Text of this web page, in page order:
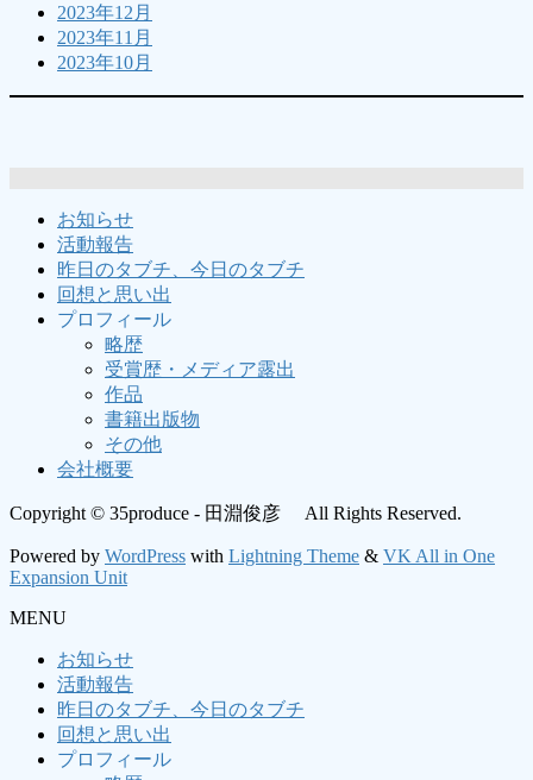
2023年12月
2023年11月
2023年10月
お知らせ
活動報告
昨日のタブチ、今日のタブチ
回想と思い出
プロフィール
略歴
受賞歴・メディア露出
作品
書籍出版物
その他
会社概要
Copyright © 35produce - 田淵俊彦 All Rights Reserved.
Powered by WordPress with Lightning Theme & VK All in One
Expansion Unit
MENU
お知らせ
活動報告
昨日のタブチ、今日のタブチ
回想と思い出
プロフィール